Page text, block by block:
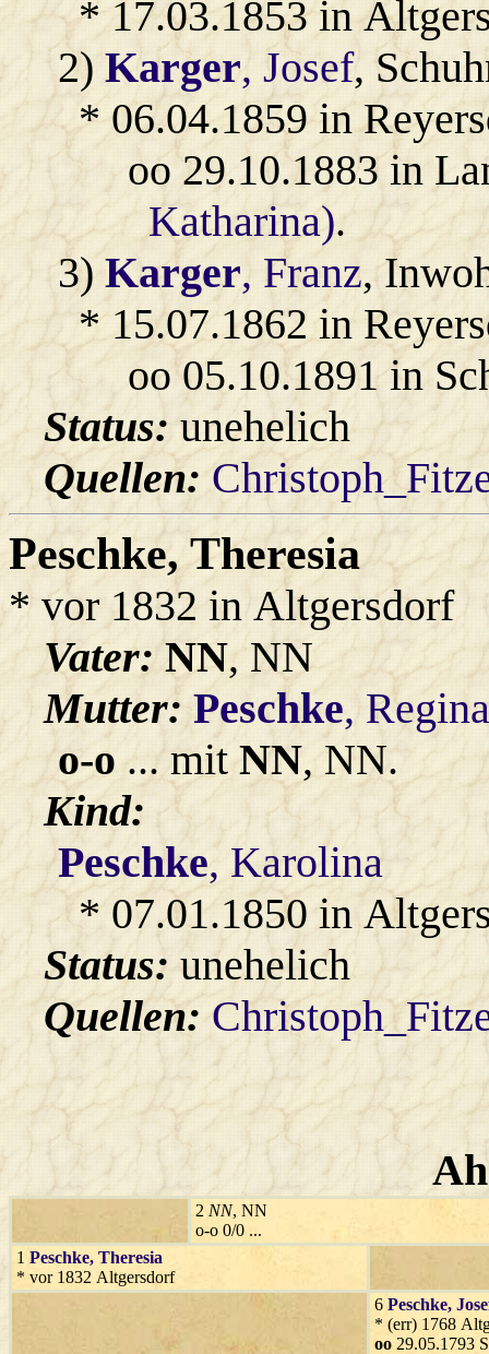
* 17.03.1853 in
2)Karger, Josef,
* 06.04.1859 in
oo 29.10.1883 in
Katharina).
3)Karger, Franz,
* 15.07.1862 in
oo 05.10.1891 in
Status:unehelich
Quellen:
Peschke, Theresia
* vor 1832 in Altgersdorf
Vater:NN, NN
Mutter:Peschke,
o-o... mitNN, NN.
Kind:
Peschke, Karolina
* 07.01.1850 in
Status:unehelich
Quellen:
2 NN, NN
o-o 0/0 ...
1 Peschke, Theresia
* vor 1832 Altgersdorf
6 Peschke,
* (err) 1768
oo 29.05.1793